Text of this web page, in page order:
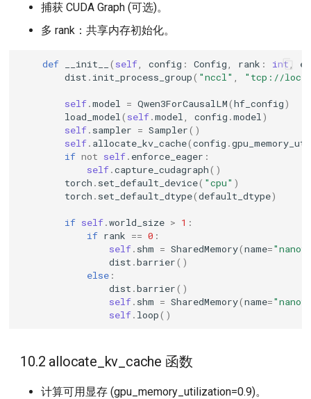
捕获 CUDA Graph (可选)。
多 rank：共享内存初始化。
def __init__ ( self, config : Config, rank : int ,
dist . init_process_group( "nccl" , "tcp://
self.model = Qwen3ForCausalLM(hf_config)
load_model( self.model, config .model)
self. sampler = Sampler()
self. allocate_kv_cache(config .
if not self. enforce_eager :
self.capture_cudagraph()
torch . set_default_device( "cpu" )
torch . set_default_dtype(default_dtype)
if self.world_size > 1 :
if rank == 0 :
self. shm = SharedMemory(name=
dist .barrier()
else :
dist .barrier()
self. shm = SharedMemory(name=
self. loop()
10.2 allocate_kv_cache 函数
计算可用显存 (gpu_memory_utilization=0.9)。